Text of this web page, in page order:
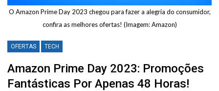
O Amazon Prime Day 2023 chegou para fazer a alegria do consumidor,
confira as melhores ofertas! (Imagem: Amazon)
OFERTAS TECH
Amazon Prime Day 2023: Promoções
Fantásticas Por Apenas 48 Horas!